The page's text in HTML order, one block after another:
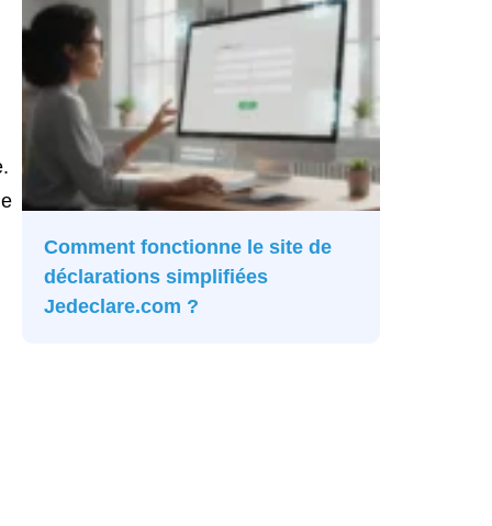
Comment fonctionne le site de
déclarations simplifiées
Jedeclare.com ?